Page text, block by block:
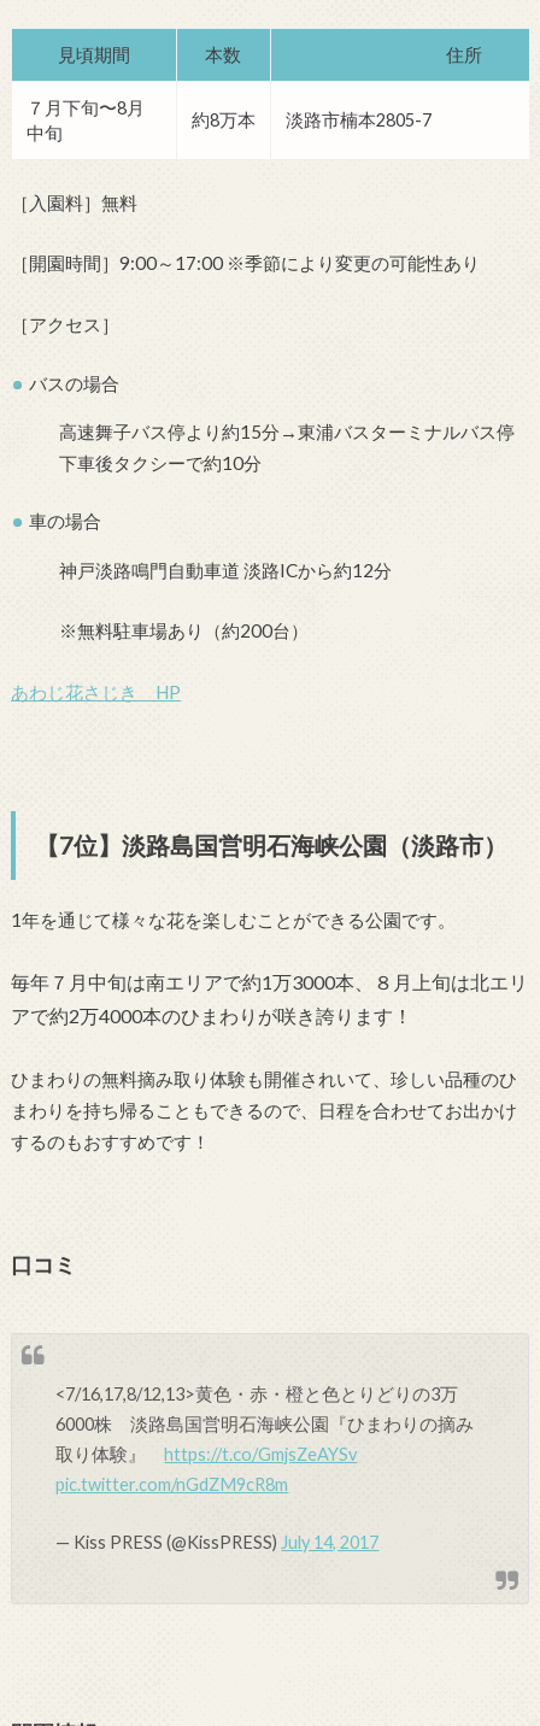
見頃期間 本数 住所
７月下旬〜8月
中旬
約8万本 淡路市楠本2805-7
［入園料］無料
［開園時間］9:00～17:00 ※季節により変更の可能性あり
［アクセス］
バスの場合
高速舞子バス停より約15分→東浦バスターミナルバス停
下車後タクシーで約10分
車の場合
神戸淡路鳴門自動車道 淡路ICから約12分
※無料駐車場あり（約200台）
あわじ花さじき HP
【7位】淡路島国営明石海峡公園（淡路市）
1年を通じて様々な花を楽しむことができる公園です。
毎年７月中旬は南エリアで約1万3000本、８月上旬は北エリ
アで約2万4000本のひまわりが咲き誇ります！
ひまわりの無料摘み取り体験も開催されいて、珍しい品種のひ
まわりを持ち帰ることもできるので、日程を合わせてお出かけ
するのもおすすめです！
口コミ
<7/16,17,8/12,13>黄色・赤・橙と色とりどりの3万
6000株 淡路島国営明石海峡公園『ひまわりの摘み
取り体験』https://t.co/GmjsZeAYSv
pic.twitter.com/nGdZM9cR8m
— Kiss PRESS (@KissPRESS) July 14, 2017